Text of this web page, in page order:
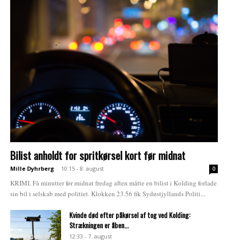
Bilist anholdt for spritkørsel kort før midnat
Mille Dyhrberg - 10:15 - 8. august 0
KRIMI. Få minutter før midnat fredag aften måtte en bilist i Kolding forlade
sin bil i selskab med politiet. Klokken 23.56 fik Sydøstjyllands Politi...
Kvinde død efter påkørsel af tog ved Kolding:
Strækningen er åben...
12:33 - 7. august